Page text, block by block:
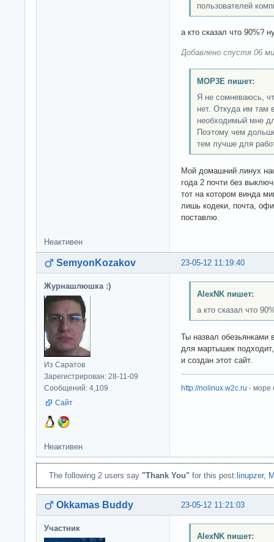
пользователей
а кто сказал что 90%?
Добавлено спустя 06
MOP3E пишет:
Я не сомневаюсь,
нет. Откуда им там
необходимый мне
Поэтому чем
тем лучше для
Мой домашний линух
года 2 почти без
тот на котором винда
лишь кодеки, почта,
поставлю.
Неактивен
23-05-12 11:19:40
SemyonKozakov
Журнашлюшка :)
Из Саратов
Зарегистрирован: 28-11-09
Сообщений: 4,109
Сайт
AlexNK пишет:
а кто сказал что
Ты назвал обезьянками
для мартышек
и создан этот сайт.
http://nolinux.w2c.ru - море
Неактивен
The following 2 users say "Thank You" for this post:linupzer,
23-05-12 11:21:03
Okkamas Buddy
Участник
AlexNK пишет: